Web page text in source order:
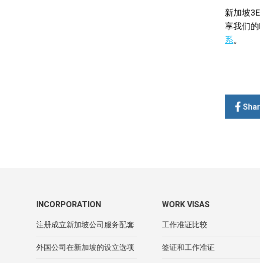
新加坡
享我们
系。
INCORPORATION
注册成立新加坡公司服务配套
外国公司在新加坡的设立选项
WORK VISAS
工作准证比较
签证和工作准证